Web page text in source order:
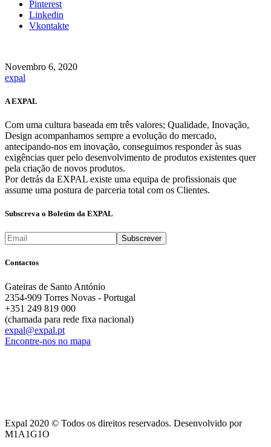
Pinterest
Linkedin
Vkontakte
Novembro 6, 2020
expal
A EXPAL
Com uma cultura baseada em três valores; Qualidade, Inovação,
Design acompanhamos sempre a evolução do mercado,
antecipando-nos em inovação, conseguimos responder às suas
exigências quer pelo desenvolvimento de produtos existentes quer
pela criação de novos produtos.
Por detrás da EXPAL existe uma equipa de profissionais que
assume uma postura de parceria total com os Clientes.
Subscreva o Boletim da EXPAL
Contactos
Gateiras de Santo António
2354-909 Torres Novas - Portugal
+351 249 819 000
(chamada para rede fixa nacional)
expal@expal.pt
Encontre-nos no mapa
Expal 2020 © Todos os direitos reservados. Desenvolvido por
M1A1G1O